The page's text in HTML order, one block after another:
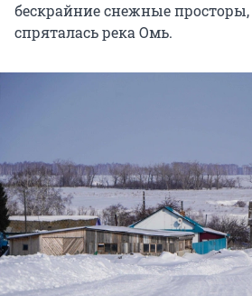
бескрайние снежные просторы,
спряталась река Омь.